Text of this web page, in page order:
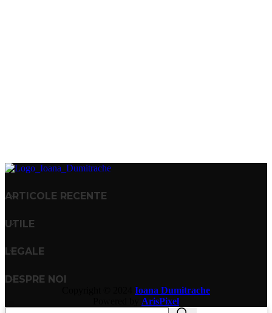
ARTICOLE RECENTE
UTILE
LEGALE
DESPRE NOI
Ioana Dumitrache
ArisPixel